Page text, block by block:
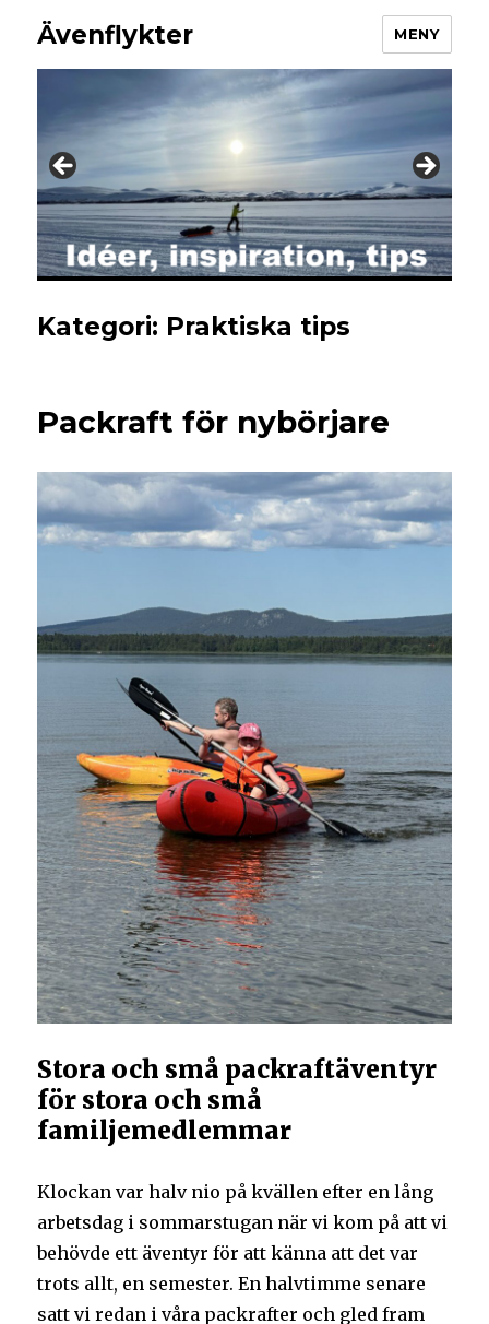
Ävenflykter MENY
Kategori: Praktiska tips
Packraft för nybörjare
Stora och små packraftäventyr
för stora och små
familjemedlemmar
Klockan var halv nio på kvällen efter en lång
arbetsdag i sommarstugan när vi kom på att vi
behövde ett äventyr för att känna att det var
trots allt, en semester. En halvtimme senare
satt vi redan i våra packrafter och gled fram